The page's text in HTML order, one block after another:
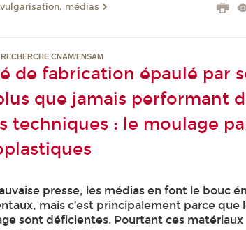
médias
CNAM/ENSAM
de fabrication épaulé par
que jamais performant
techniques : le moulage
presse, les médias en font le bouc
mais c’est principalement parce que
sont déficientes. Pourtant ces matériaux